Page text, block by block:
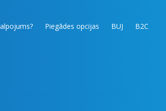
Piegādes opcijas BUJ B2C